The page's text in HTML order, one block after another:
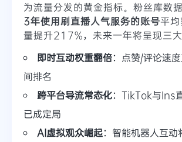
为流量分发的黄金指标。粉丝库数据
3年使用刷直播人气服务的账号平
量提升217%，未来一年将呈现三大
即时互动权重翻倍：点赞/评论速
间排名
跨平台导流常态化：TikTok与Ins
已成定局
AI虚拟观众崛起：智能机器人互动